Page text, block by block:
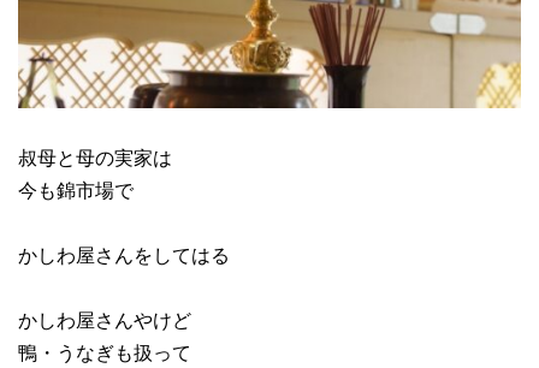
叔母と母の実家は
今も錦市場で
かしわ屋さんをしてはる
かしわ屋さんやけど
鴨・うなぎも扱って